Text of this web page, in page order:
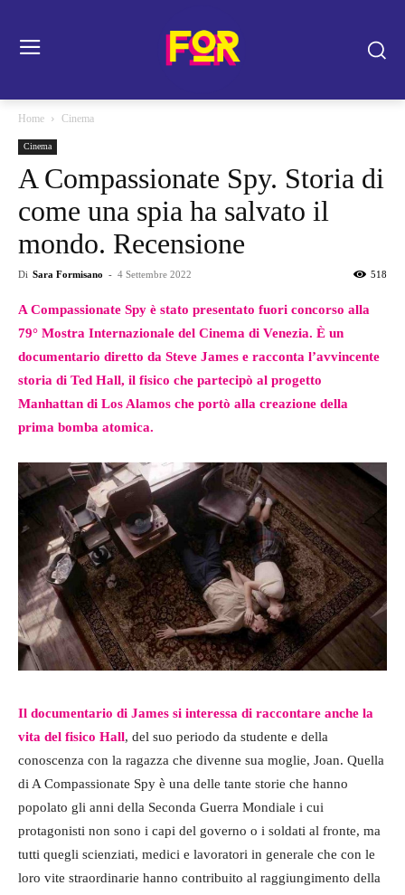
Home Cinema
Cinema
A Compassionate Spy. Storia di
come una spia ha salvato il
mondo. Recensione
Di Sara Formisano - 4 Settembre 2022 518
A Compassionate Spy è stato presentato fuori concorso alla
79° Mostra Internazionale del Cinema di Venezia. È un
documentario diretto da Steve James e racconta l’avvincente
storia di Ted Hall, il fisico che partecipò al progetto
Manhattan di Los Alamos che portò alla creazione della
prima bomba atomica.
Il documentario di James si interessa di raccontare anche la
vita del fisico Hall, del suo periodo da studente e della
conoscenza con la ragazza che divenne sua moglie, Joan. Quella
di A Compassionate Spy è una delle tante storie che hanno
popolato gli anni della Seconda Guerra Mondiale i cui
protagonisti non sono i capi del governo o i soldati al fronte, ma
tutti quegli scienziati, medici e lavoratori in generale che con le
loro vite straordinarie hanno contribuito al raggiungimento della